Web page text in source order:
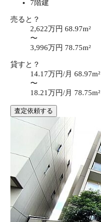
7階建
売ると？
2,622万円 68.97m²
〜
3,996万円 78.75m²
貸すと？
14.17万円/月 68.97m²
〜
18.21万円/月 78.75m²
査定依頼する